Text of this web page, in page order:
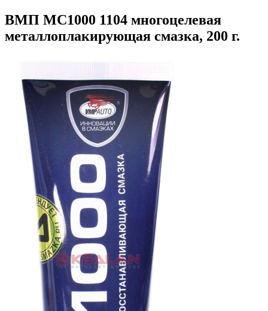
ВМП МС1000 1104 многоцелевая
металлоплакирующая смазка, 200 г.